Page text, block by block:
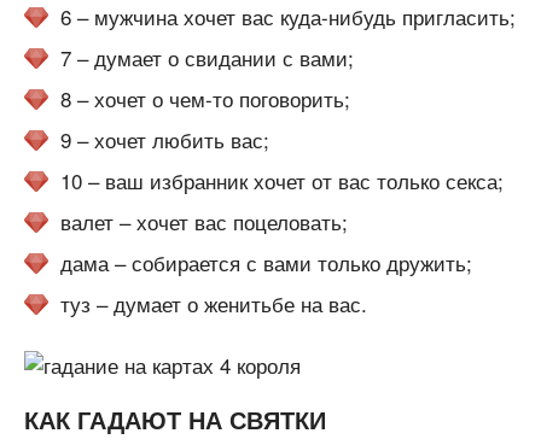
6 – мужчина хочет вас куда-нибудь пригласить;
7 – думает о свидании с вами;
8 – хочет о чем-то поговорить;
9 – хочет любить вас;
10 – ваш избранник хочет от вас только секса;
валет – хочет вас поцеловать;
дама – собирается с вами только дружить;
туз – думает о женитьбе на вас.
КАК ГАДАЮТ НА СВЯТКИ